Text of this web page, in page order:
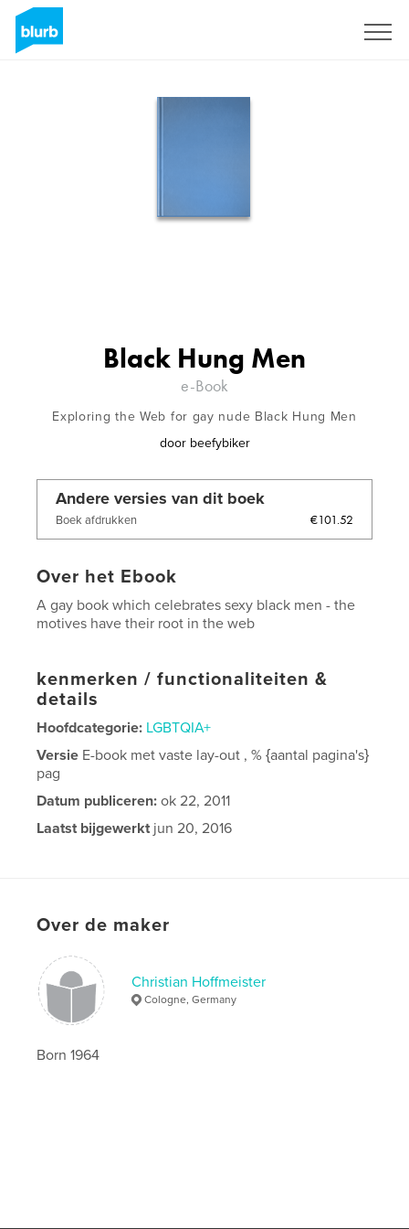
Black Hung Men
e-Book
Exploring the Web for gay nude Black Hung Men
door beefybiker
Andere versies van dit boek
Boek afdrukken €101.52
Over het Ebook
A gay book which celebrates sexy black men - the
motives have their root in the web
kenmerken / functionaliteiten &
details
Hoofdcategorie: LGBTQIA+
Versie E-book met vaste lay-out , % {aantal pagina's}
pag
Datum publiceren: ok 22, 2011
Laatst bijgewerkt jun 20, 2016
Over de maker
Christian Hoffmeister
Cologne, Germany
Born 1964